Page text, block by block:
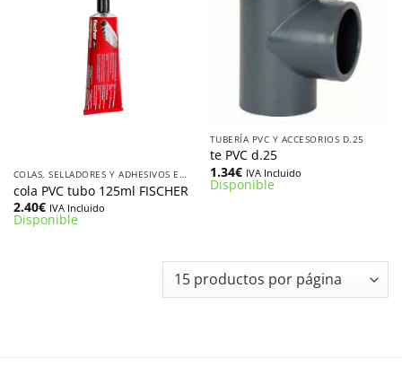
COLAS, SELLADORES Y ADHESIVOS EN TUBO O LATA
cola PVC tubo 125ml FISCHER
2.40€ IVA Incluido
Disponible
TUBERÍA PVC Y ACCESORIOS D.25
te PVC d.25
1.34€ IVA Incluido
Disponible